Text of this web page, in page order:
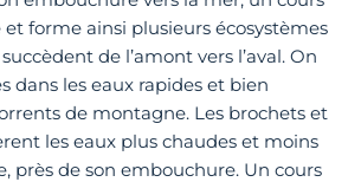
et forme ainsi plusieurs écosystèmes
de l’amont vers l’aval. On
dans les eaux rapides et bien
de montagne. Les brochets et
les eaux plus chaudes et moins
près de son embouchure. Un cours